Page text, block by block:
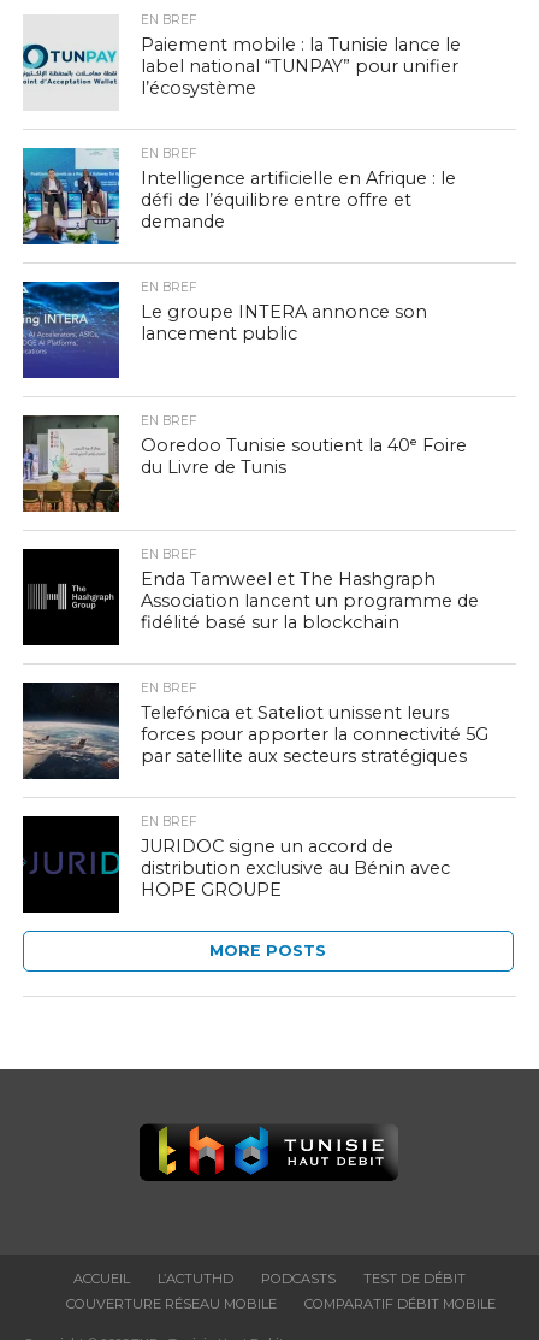
EN BREF
Paiement mobile : la Tunisie lance le
label national “TUNPAY” pour unifier
l’écosystème
EN BREF
Intelligence artificielle en Afrique : le
défi de l’équilibre entre offre et
demande
EN BREF
Le groupe INTERA annonce son
lancement public
EN BREF
Ooredoo Tunisie soutient la 40ᵉ Foire
du Livre de Tunis
EN BREF
Enda Tamweel et The Hashgraph
Association lancent un programme de
fidélité basé sur la blockchain
EN BREF
Telefónica et Sateliot unissent leurs
forces pour apporter la connectivité 5G
par satellite aux secteurs stratégiques
EN BREF
JURIDOC signe un accord de
distribution exclusive au Bénin avec
HOPE GROUPE
MORE POSTS
ACCUEIL L’ACTUTHD PODCASTS
TEST DE DÉBIT
COUVERTURE RÉSEAU MOBILE
COMPARATIF DÉBIT MOBILE